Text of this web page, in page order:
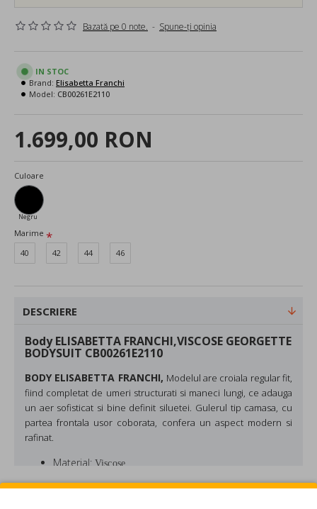
Bazată pe 0 note. - Spune-ţi opinia
1.699,00 RON
IN STOC
Brand: Elisabetta Franchi
Model: CB00261E2110
Culoare
Negru
Marime
40
42 44 46
DESCRIERE
Body ELISABETTA FRANCHI,VISCOSE GEORGETTE
BODYSUIT CB00261E2110
BODY ELISABETTA FRANCHI, Modelul are croiala regular fit,
fiind completat de umeri structurati si maneci lungi, ce adauga
un aer sofisticat si bine definit siluetei. Gulerul tip camasa, cu
partea frontala usor coborata, confera un aspect modern si
rafinat.
Material: Viscose
Made in Italy